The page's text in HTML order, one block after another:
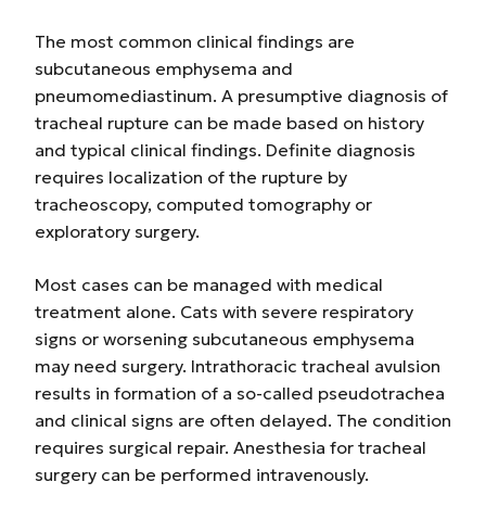
The most common clinical findings are
subcutaneous emphysema and
pneumomediastinum. A presumptive diagnosis of
tracheal rupture can be made based on history
and typical clinical findings. Definite diagnosis
requires localization of the rupture by
tracheoscopy, computed tomography or
exploratory surgery.
Most cases can be managed with medical
treatment alone. Cats with severe respiratory
signs or worsening subcutaneous emphysema
may need surgery. Intrathoracic tracheal avulsion
results in formation of a so-called pseudotrachea
and clinical signs are often delayed. The condition
requires surgical repair. Anesthesia for tracheal
surgery can be performed intravenously.